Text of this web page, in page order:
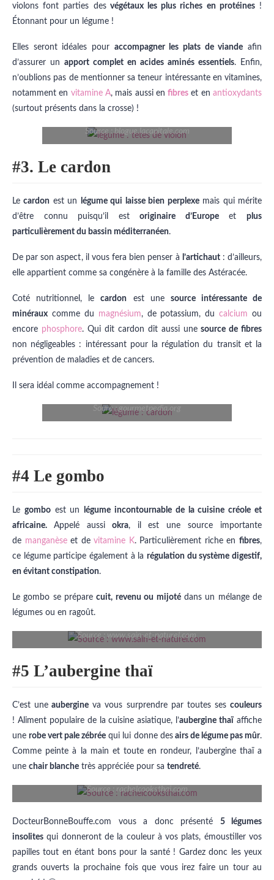
violons font parties desvégétaux les plus riches en protéines!
Étonnant pour un légume !
Elles seront idéales pour accompagner les plats de viande afin
d’assurer un apport complet en acides aminés essentiels. Enfin,
n’oublions pas de mentionner sa teneur intéressante en vitamines,
notamment en vitamine A, mais aussi enfibres et enantioxydants
(surtout présents dans la crosse) !
Source : blogue.lacapitale.com
#3. Le cardon
Lecardon est un légume qui laisse bien perplexemais qui mérite
d’être connu puisqu’il estoriginaire d’Europeetplus
particulièrement du bassin méditerranéen.
De par son aspect, il vous fera bien penser à l’artichaut: d’ailleurs,
elle appartient comme sa congénère à la famille des Astéracée.
Coté nutritionnel, lecardon est une source intéressante de
minéraux comme du magnésium, de potassium, ducalcium ou
encore phosphore. Qui dit cardon dit aussi une source de fibres
non négligeables : intéressant pour la régulation du transit et la
prévention de maladies et de cancers.
Il sera idéal comme accompagnement !
Soure : gourmetpedia.org
#4 Le gombo
Le gomboest un
légume incontournable de la cuisine créole et
africaine. Appelé aussiokra, il est une source importante
de manganèseet devitamine K. Particulièrement riche enfibres,
ce légume participe également à la régulation du système digestif,
en évitant constipation.
Le gombo se préparecuit, revenu ou mijotédans un mélange de
légumes ou en ragoût.
Source : www.sain-et-naturel.com
#5 L’aubergine thaï
C’est une aubergine va vous surprendre par toutes sescouleurs
! Aliment populaire de la cuisine asiatique, l’aubergine thaï affiche
unerobe vert pale zébrée qui lui donne desairs de légume pas mûr.
Comme peinte à la main et toute en rondeur, l’aubergine thaï a
une chair blanche très appréciée pour sa tendreté.
Source : rachelcooksthai.com
DocteurBonneBouffe.com vous a donc présenté 5 légumes
insolites qui donneront de la couleur à vos plats, émoustiller vos
papilles tout en étant bons pour la santé ! Gardez donc les yeux
grands ouverts la prochaine fois que vous irez faire un tour au